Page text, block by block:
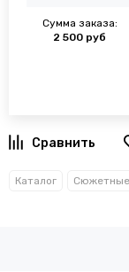
Сумма заказа:
2 500 руб
Каталог